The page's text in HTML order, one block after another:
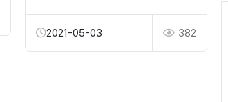
2021-05-03 382